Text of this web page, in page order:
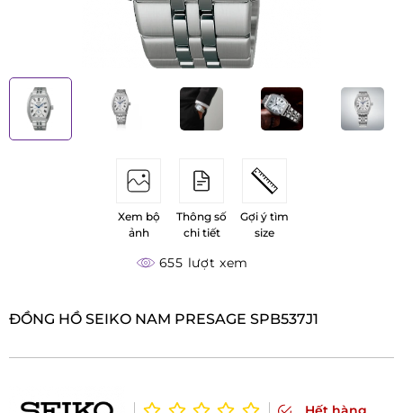
Xem bộ
ảnh
Thông số
chi tiết
Gợi ý tìm
size
655 lượt xem
ĐỒNG HỒ SEIKO NAM PRESAGE SPB537J1